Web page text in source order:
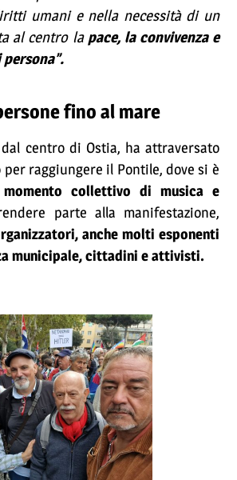
umani e nella necessità di un
al centro la pace, la convivenza e
fino al mare
centro di Ostia, ha attraversato
raggiungere il Pontile, dove si è
momento collettivo di musica e
parte alla manifestazione,
anche molti esponenti
municipale, cittadini e attivisti.